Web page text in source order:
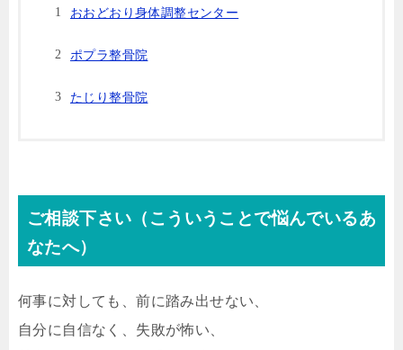
おおどおり身体調整センター
ポプラ整骨院
たじり整骨院
ご相談下さい（こういうことで悩んでいるあ
なたへ）
何事に対しても、前に踏み出せない、
自分に自信なく、失敗が怖い、